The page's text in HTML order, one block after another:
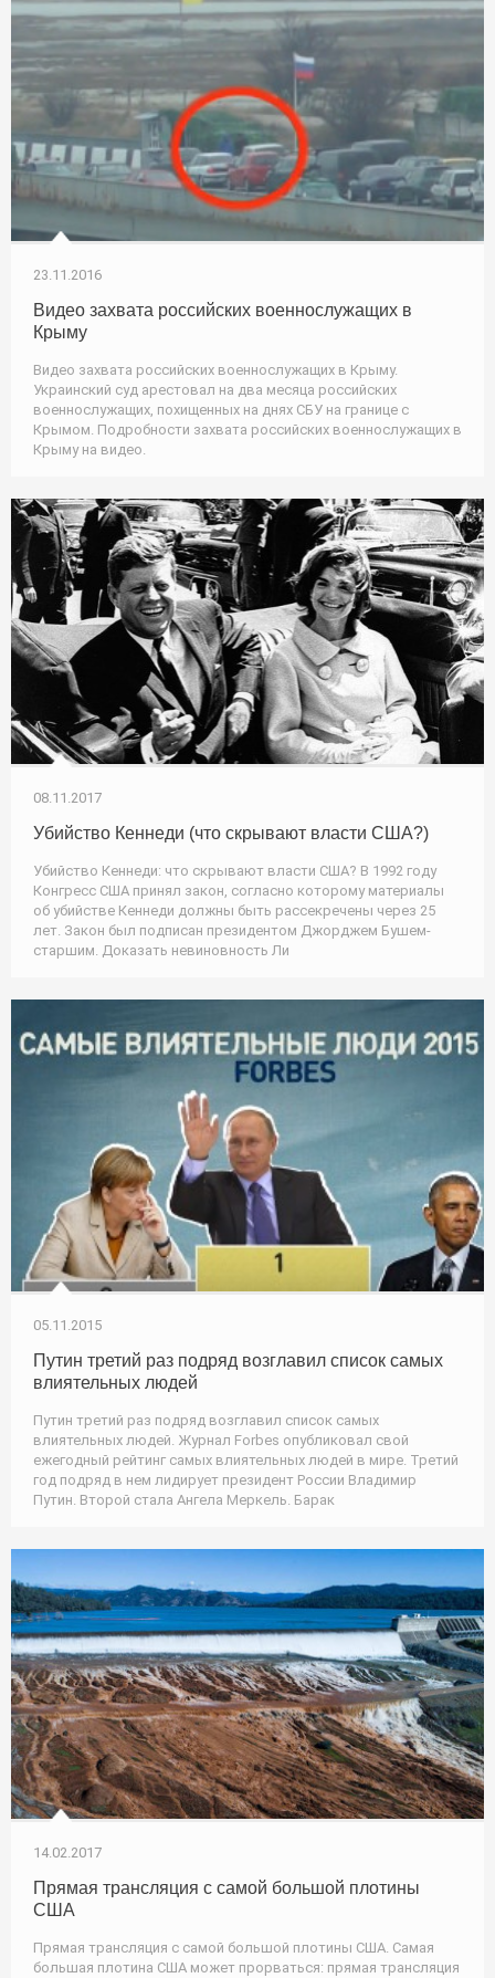
23.11.2016
Видео захвата российских военнослужащих в
Крыму
Видео захвата российских военнослужащих в Крыму.
Украинский суд арестовал на два месяца российских
военнослужащих, похищенных на днях СБУ на границе с
Крымом. Подробности захвата российских военнослужащих в
Крыму на видео.
08.11.2017
Убийство Кеннеди (что скрывают власти США?)
Убийство Кеннеди: что скрывают власти США? В 1992 году
Конгресс США принял закон, согласно которому материалы
об убийстве Кеннеди должны быть рассекречены через 25
лет. Закон был подписан президентом Джорджем Бушем-
старшим. Доказать невиновность Ли
05.11.2015
Путин третий раз подряд возглавил список самых
влиятельных людей
Путин третий раз подряд возглавил список самых
влиятельных людей. Журнал Forbes опубликовал свой
ежегодный рейтинг самых влиятельных людей в мире. Третий
год подряд в нем лидирует президент России Владимир
Путин. Второй стала Ангела Меркель. Барак
14.02.2017
Прямая трансляция с самой большой плотины
США
Прямая трансляция с самой большой плотины США. Самая
большая плотина США может прорваться: прямая трансляция